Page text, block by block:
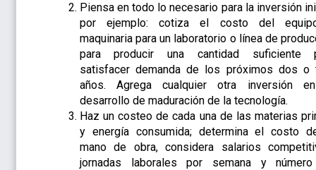
Piensa en todo lo necesario para la inversión
por ejemplo: cotiza el costo del
maquinaria para un laboratorio o línea de
para producir una cantidad suficiente
satisfacer demanda de los próximos dos o
años. Agrega cualquier otra inversión
desarrollo de maduración de la tecnología.
Haz un costeo de cada una de las materias
y energía consumida; determina el costo
mano de obra, considera salarios
jornadas laborales por semana y